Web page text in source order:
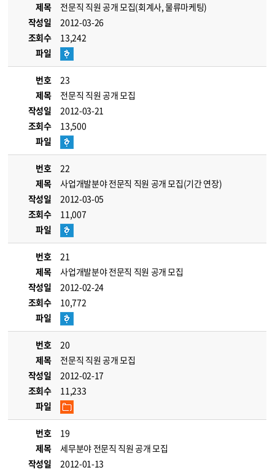
제목
전문직 직원 공개 모집(회계사, 물류마케팅)
작성일
2012-03-26
조회수
13,242
파일
번호
23
제목
전문직 직원 공개 모집
작성일
2012-03-21
조회수
13,500
파일
번호
22
제목
사업개발분야 전문직 직원 공개 모집(기간 연장)
작성일
2012-03-05
조회수
11,007
파일
번호
21
제목
사업개발분야 전문직 직원 공개 모집
작성일
2012-02-24
조회수
10,772
파일
번호
20
제목
전문직 직원 공개 모집
작성일
2012-02-17
조회수
11,233
파일
번호
19
제목
세무분야 전문직 직원 공개 모집
작성일
2012-01-13